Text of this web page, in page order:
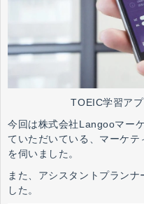
TOEIC学習ア
今回は株式会社Langooマー
ていただいている、マーケ
を伺いました。
また、アシスタントプラン
した。